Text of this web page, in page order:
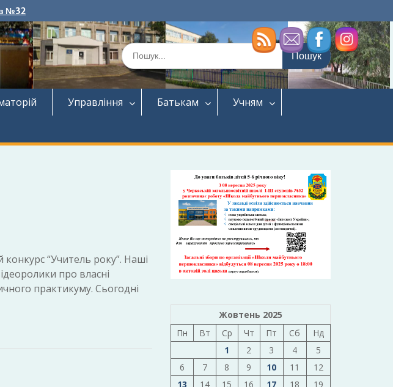
№32
Шукати:
Управління Батькам
Учням
“Учитель року”. Наші
про власні
практикуму. Сьогодні
Жовтень 2025
Пн
Вт Ср Чт Пт Сб
Нд
1
2 3 4
5
6
7 8 9 10 11
12
13
14 15 16 17 18
19